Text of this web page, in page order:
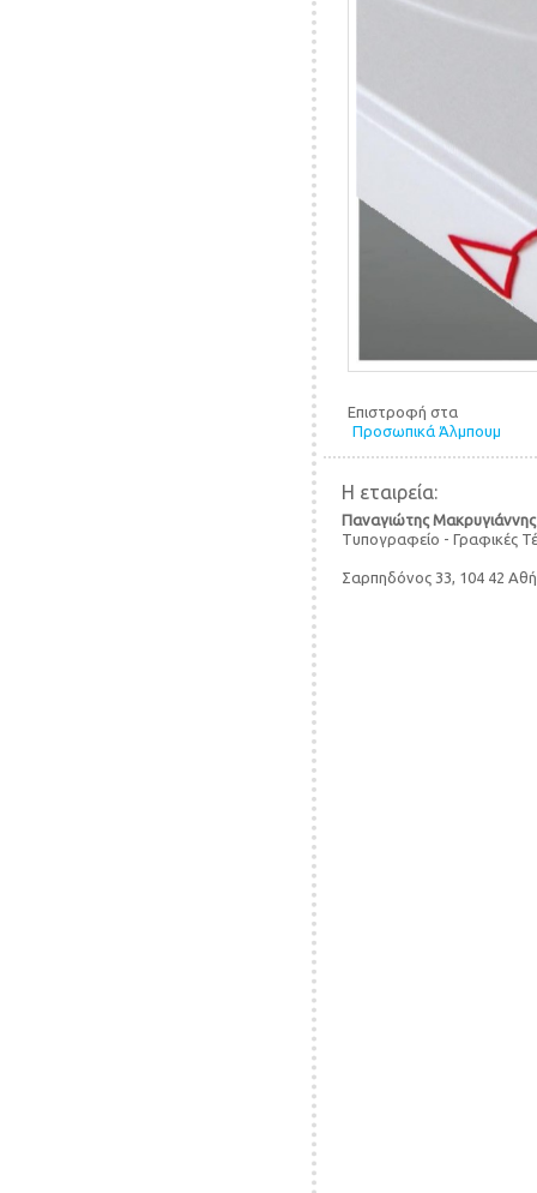
Επιστροφή στα
Προσωπικά Άλμπουμ
Η εταιρεία:
Παναγιώτης Μακρυγιάννης
Τυπογραφείο - Γραφικές
Σαρπηδόνος 33, 104 42